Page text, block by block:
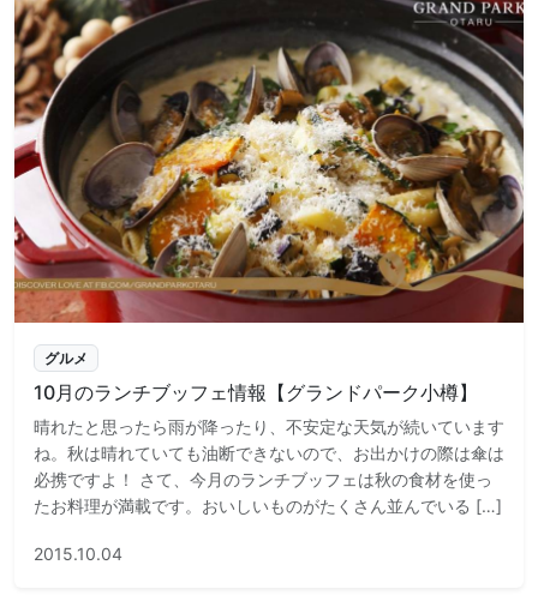
グルメ
10月のランチブッフェ情報【グランドパーク小樽】
晴れたと思ったら雨が降ったり、不安定な天気が続いています
ね。秋は晴れていても油断できないので、お出かけの際は傘は
必携ですよ！ さて、今月のランチブッフェは秋の食材を使っ
たお料理が満載です。おいしいものがたくさん並んでいる […]
2015.10.04